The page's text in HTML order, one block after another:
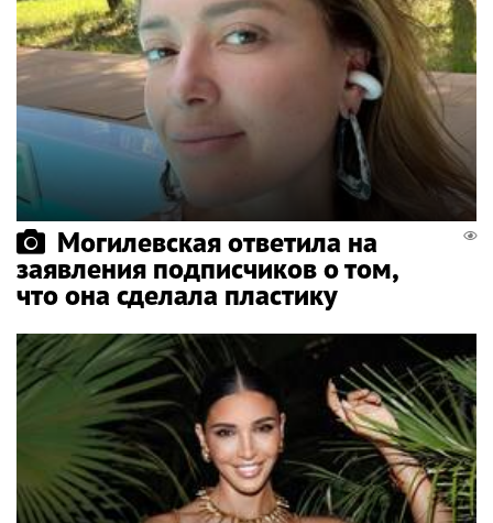
Могилевская ответила на
заявления подписчиков о том,
что она сделала пластику